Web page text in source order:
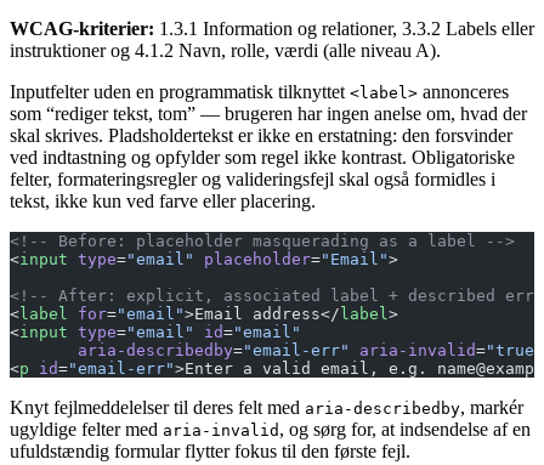
WCAG-kriterier: 1.3.1 Information og relationer, 3.3.2 Labels eller
instruktioner og 4.1.2 Navn, rolle, værdi (alle niveau A).
Inputfelter uden en programmatisk tilknyttet <label> annonceres
som “rediger tekst, tom” — brugeren har ingen anelse om, hvad der
skal skrives. Pladsholdertekst er ikke en erstatning: den forsvinder
ved indtastning og opfylder som regel ikke kontrast. Obligatoriske
felter, formateringsregler og valideringsfejl skal også formidles i
tekst, ikke kun ved farve eller placering.
<!-- Before: placeholder masquerading as a label -->
<input type="email" placeholder="Email">
<!-- After: explicit, associated label + described
< label for="email">Email address</ label>
<input type="email" id="email"
       aria-describedby
="email-err" aria-invalid="true"
<p id="email-err">Enter a valid email, e.g.
Knyt fejlmeddelelser til deres felt med aria-describedby, markér
ugyldige felter med aria-invalid , og sørg for, at indsendelse af en
ufuldstændig formular flytter fokus til den første fejl.